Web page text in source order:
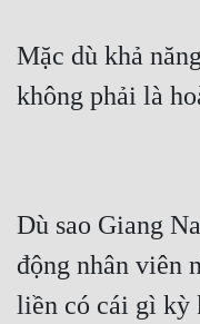
Mặc dù khả
không phải là
Dù sao Giang
động nhân viên
liền có cái gì kỳ